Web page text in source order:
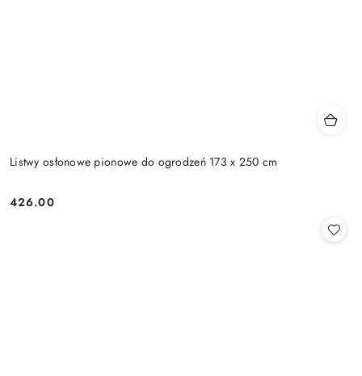
Listwy osłonowe pionowe do ogrodzeń 173 x 250 cm
Cena:
426.00